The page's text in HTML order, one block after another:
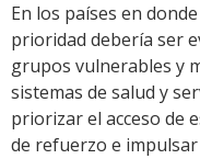
En los países en
prioridad debería ser
grupos vulnerables y
sistemas de salud y
priorizar el acceso de
de refuerzo e